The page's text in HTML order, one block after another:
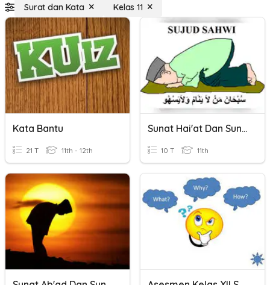
Surat dan Kata Kelas 11
Kata Bantu
21 T 11th - 12th
Sunat Hai'at Dan Sunat Ab'ad
10 T 11th